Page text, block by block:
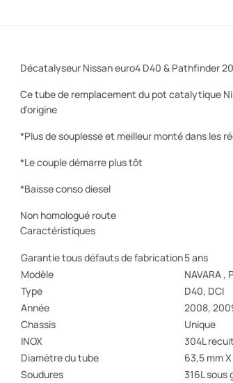
Décatalyseur Nissan euro4 D40 & Pathfinder
Ce tube de remplacement du pot catalytique
d'origine
*Plus de souplesse et meilleur monté dans les
*Le couple démarre plus tôt
*Baisse conso diesel
Non homologué route
Caractéristiques
Garantie tous défauts de fabrication5 ans
Modèle
NAVARA ,
Type
D40, DCI
Année
2008,
Chassis
Unique
INOX
304L
Diamètre du tube
63,5 mm
Soudures
316L sous